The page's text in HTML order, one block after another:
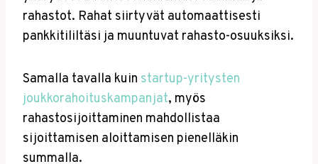
rahastot. Rahat siirtyvät automaattisesti
pankkitililtäsi ja muuntuvat rahasto-osuuksiksi.
Samalla tavalla kuin startup-yritysten
joukkorahoituskampanjat, myös
rahastosijoittaminen mahdollistaa
sijoittamisen aloittamisen pienelläkin
summalla.